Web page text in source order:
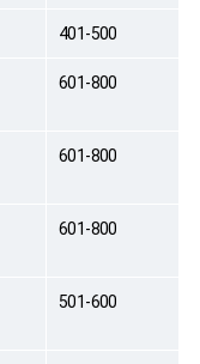
401-500
601-800
601-800
601-800
501-600